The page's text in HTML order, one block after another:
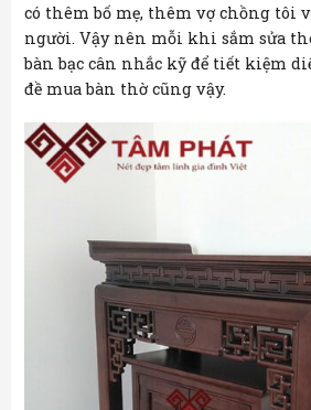
có thêm bố mẹ, thêm vợ chồng tôi
người. Vậy nên mỗi khi sắm sửa
bàn bạc cân nhắc kỹ để tiết kiệm
đề mua bàn thờ cũng vậy.